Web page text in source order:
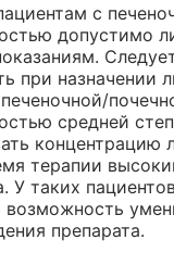
с
допустимо
при назначении
средней
концентрацию
терапии
У таких
возможность
препарата.